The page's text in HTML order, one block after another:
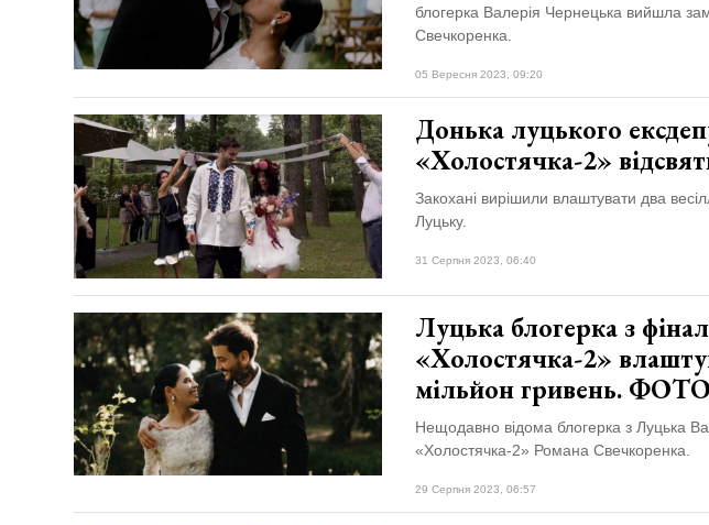
блогерка Валерія Чернецька вийшла
Свечкоренка.
05 Вересня 2023, 09:20
Донька луцького
«Холостячка-2»
Закохані вирішили влаштувати два
Луцьку.
31 Серпня 2023, 06:40
Луцька блогерка з
«Холостячка-2»
мільйон гривень. ФОТО
Нещодавно відома блогерка з Луцька
«Холостячка-2» Романа Свечкоренка.
29 Серпня 2023, 06:57